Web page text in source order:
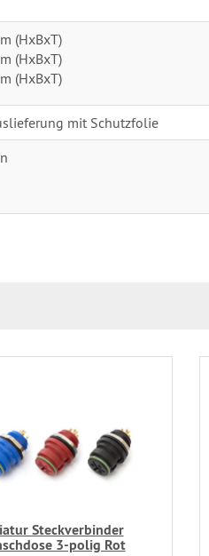
(HxBxT)
(HxBxT)
(HxBxT)
mit Schutzfolie
Steckverbinder
3-polig Rot